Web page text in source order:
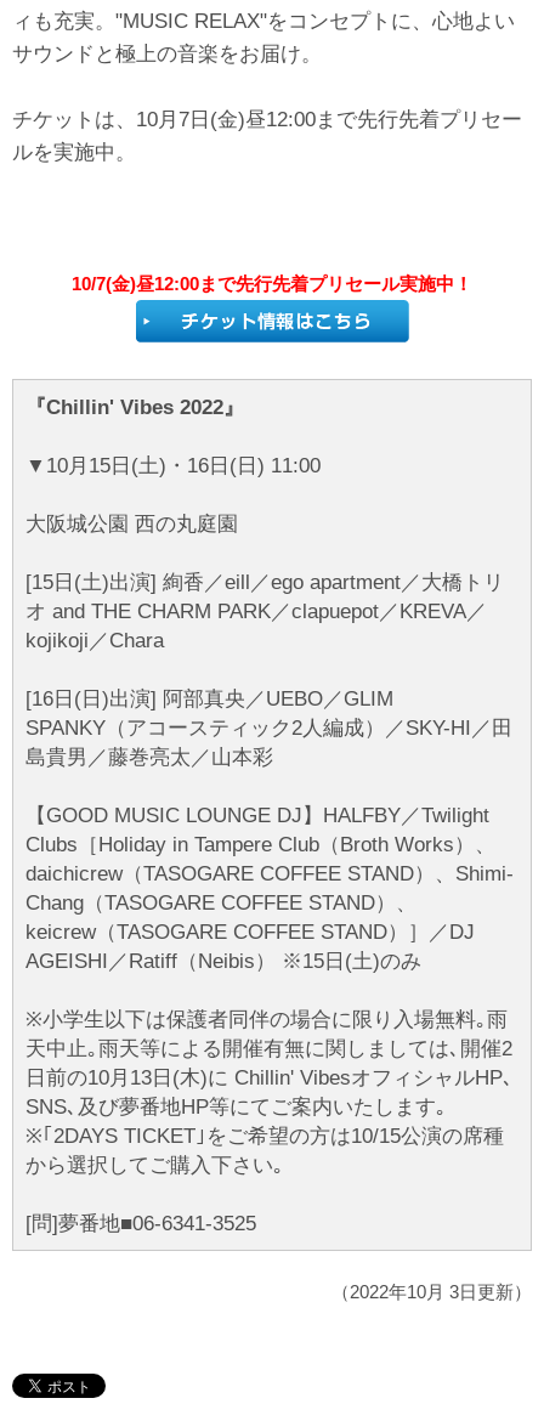
ィも充実。"MUSIC RELAX"をコンセプトに、心地よい
サウンドと極上の音楽をお届け。
チケットは、10月7日(金)昼12:00まで先行先着プリセー
ルを実施中。
10/7(金)昼12:00まで先行先着プリセール実施中！
『Chillin' Vibes 2022』
▼10月15日(土)・16日(日) 11:00
大阪城公園 西の丸庭園
[15日(土)出演] 絢香／eill／ego apartment／大橋トリ
オ and THE CHARM PARK／clapuepot／KREVA／
kojikoji／Chara
[16日(日)出演] 阿部真央／UEBO／GLIM
SPANKY（アコースティック2人編成）／SKY-HI／田
島貴男／藤巻亮太／山本彩
【GOOD MUSIC LOUNGE DJ】HALFBY／Twilight
Clubs［Holiday in Tampere Club（Broth Works）、
daichicrew（TASOGARE COFFEE STAND）、Shimi-
Chang（TASOGARE COFFEE STAND）、
keicrew（TASOGARE COFFEE STAND）］／DJ
AGEISHI／Ratiff（Neibis） ※15日(土)のみ
※小学生以下は保護者同伴の場合に限り入場無料｡雨
天中止｡雨天等による開催有無に関しましては､開催2
日前の10月13日(木)に Chillin' VibesオフィシャルHP､
SNS､及び夢番地HP等にてご案内いたします｡
※｢2DAYS TICKET｣をご希望の方は10/15公演の席種
から選択してご購入下さい｡
[問]夢番地■06-6341-3525
（2022年10月 3日更新）